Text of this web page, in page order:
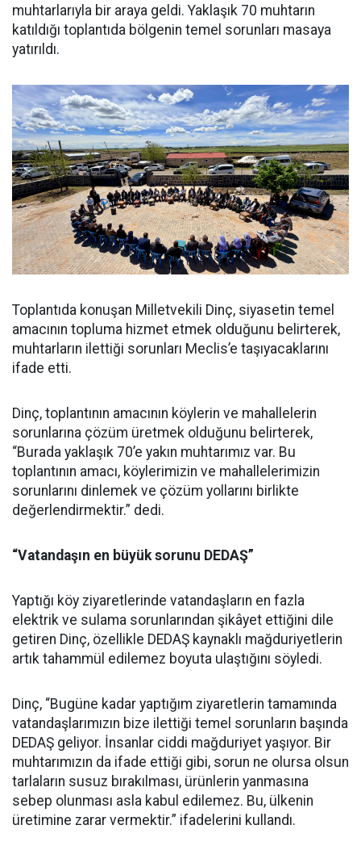
muhtarlarıyla bir araya geldi. Yaklaşık 70 muhtarın
katıldığı toplantıda bölgenin temel sorunları masaya
yatırıldı.
Toplantıda konuşan Milletvekili Dinç, siyasetin temel
amacının topluma hizmet etmek olduğunu belirterek,
muhtarların ilettiği sorunları Meclis’e taşıyacaklarını
ifade etti.
Dinç, toplantının amacının köylerin ve mahallelerin
sorunlarına çözüm üretmek olduğunu belirterek,
“Burada yaklaşık 70’e yakın muhtarımız var. Bu
toplantının amacı, köylerimizin ve mahallelerimizin
sorunlarını dinlemek ve çözüm yollarını birlikte
değerlendirmektir.” dedi.
“Vatandaşın en büyük sorunu DEDAŞ”
Yaptığı köy ziyaretlerinde vatandaşların en fazla
elektrik ve sulama sorunlarından şikâyet ettiğini dile
getiren Dinç, özellikle DEDAŞ kaynaklı mağduriyetlerin
artık tahammül edilemez boyuta ulaştığını söyledi.
Dinç, “Bugüne kadar yaptığım ziyaretlerin tamamında
vatandaşlarımızın bize ilettiği temel sorunların başında
DEDAŞ geliyor. İnsanlar ciddi mağduriyet yaşıyor. Bir
muhtarımızın da ifade ettiği gibi, sorun ne olursa olsun
tarlaların susuz bırakılması, ürünlerin yanmasına
sebep olunması asla kabul edilemez. Bu, ülkenin
üretimine zarar vermektir.” ifadelerini kullandı.